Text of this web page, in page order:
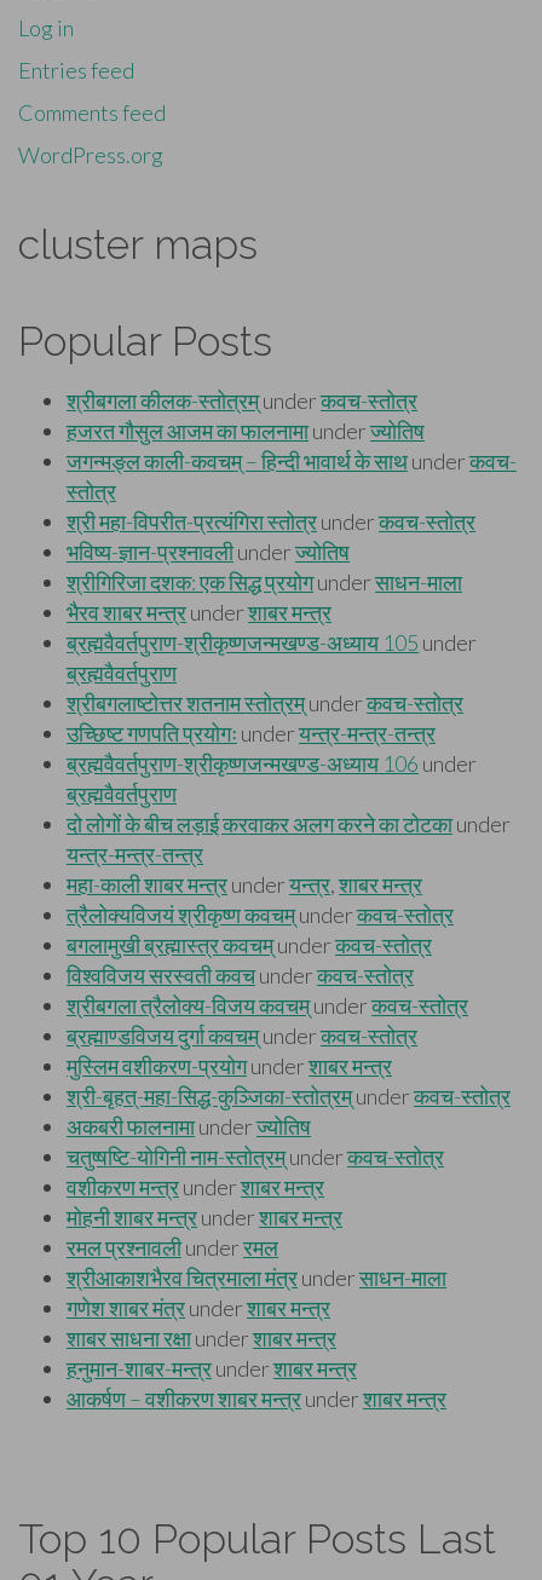
Log in
Entries feed
Comments feed
WordPress.org
cluster maps
Popular Posts
Top 10 Popular Posts Last